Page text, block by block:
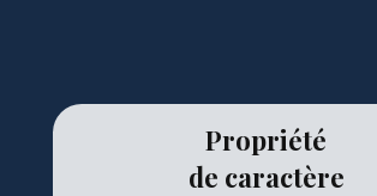
Propriété
de caractère